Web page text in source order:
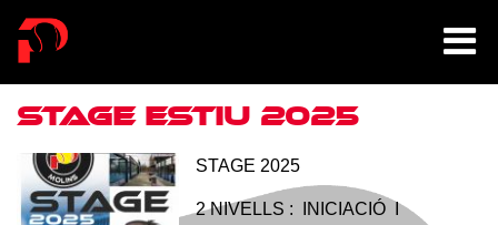
STAGE ESTIU 2025
STAGE 2025
2 NIVELLS : INICIACIÓ I